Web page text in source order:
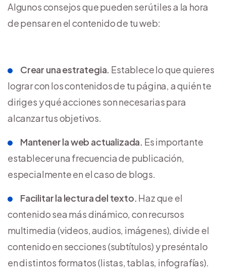
Algunos consejos que pueden ser útiles a la hora
de pensar en el contenido de tu web:
Crear una estrategia. Establece lo que quieres
lograr con los contenidos de tu página, a quién te
diriges y qué acciones son necesarias para
alcanzar tus objetivos.
Mantener la web actualizada. Es importante
establecer una frecuencia de publicación,
especialmente en el caso de blogs.
Facilitar la lectura del texto. Haz que el
contenido sea más dinámico, con recursos
multimedia (videos, audios, imágenes), divide el
contenido en secciones (subtítulos) y preséntalo
en distintos formatos (listas, tablas, infografías).